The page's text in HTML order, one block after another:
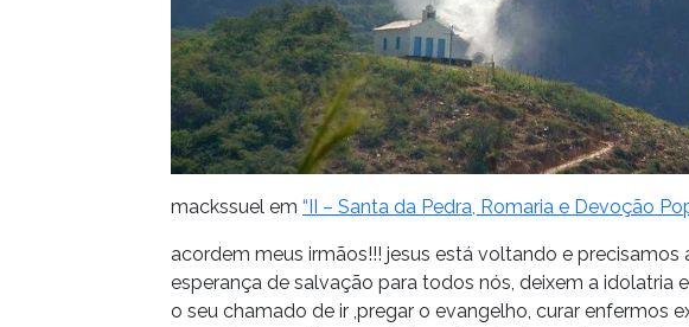
mackssuel em “II – Santa da Pedra, Romaria e Devoção
acordem meus irmãos!!! jesus está voltando e precisamos
esperança de salvação para todos nós, deixem a idolatria
o seu chamado de ir ,pregar o evangelho, curar enfermos